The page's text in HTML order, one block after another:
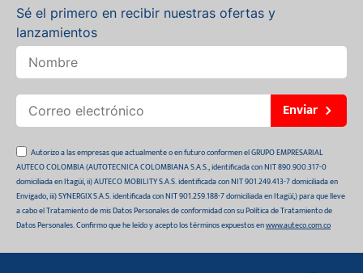
Sé el primero en recibir nuestras ofertas y
lanzamientos
Enviar
Autorizo a las empresas que actualmente o en futuro conformen el GRUPO EMPRESARIAL
AUTECO COLOMBIA (AUTOTECNICA COLOMBIANA S.A.S., identificada con NIT 890.900.317-0
domiciliada en Itagüí, ii) AUTECO MOBILITY S.A.S. identificada con NIT 901.249.413-7 domiciliada en
Envigado, iii) SYNERGIX S.A.S. identificada con NIT 901.259.188-7 domiciliada en Itagüí,) para que lleve
a cabo el Tratamiento de mis Datos Personales de conformidad con su Política de Tratamiento de
Datos Personales. Confirmo que he leído y acepto los términos expuestos enwww.auteco.com.co